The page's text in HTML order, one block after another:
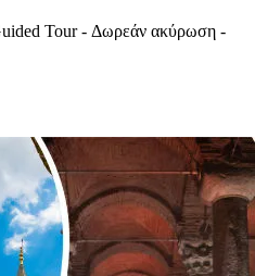
Tour - Δωρεάν ακύρωση -